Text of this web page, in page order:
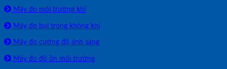
Máy đo môi trường khí
Máy đo bụi trong không khí
Máy đo cường độ ánh sáng
Máy đo độ ồn môi trường